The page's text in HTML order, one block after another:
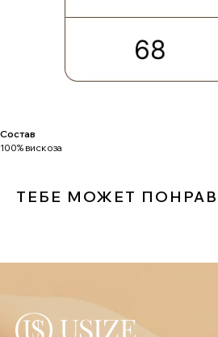
Состав
100% вискоза
ТЕБЕ МОЖЕТ
КАЛЬКУЛЯТОР
+7-901-634-78-95
MAX
ЗАДАЙТЕ ВОПРОС
Соглашаюсь с